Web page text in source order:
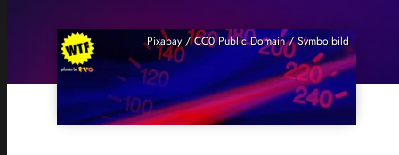
Pixabay / CC0 Public Domain / Symbolbild